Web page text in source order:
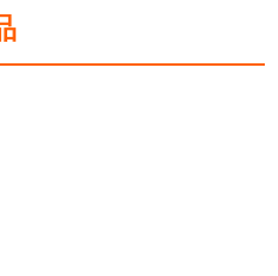
、サイトでのご注文と店頭処理との時
。
合にも、事前に在庫の確認をお電話か
うお願いいたします。
外装および内部機械に代替部品を使用